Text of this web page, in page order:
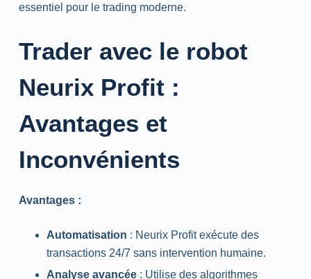
essentiel pour le trading moderne.
Trader avec le robot
Neurix Profit :
Avantages et
Inconvénients
Avantages :
Automatisation : Neurix Profit exécute des
transactions 24/7 sans intervention humaine.
Analyse avancée: Utilise des algorithmes